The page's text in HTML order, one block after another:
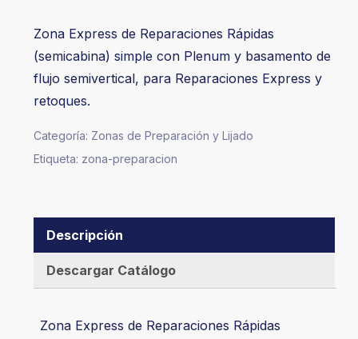
Zona Express de Reparaciones Rápidas
(semicabina) simple con Plenum y basamento de
flujo semivertical, para Reparaciones Express y
retoques.
Categoría: Zonas de Preparación y Lijado
Etiqueta: zona-preparacion
Descripción
Descargar Catálogo
Zona Express de Reparaciones Rápidas